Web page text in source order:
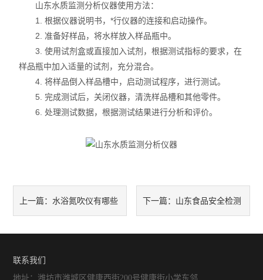
山东水质监测分析仪器使用方法：
1. 根据仪器说明书，*行仪器的连接和启动操作。
2. 准备好样品，将水样放入样品瓶中。
3. 使用试剂盒或直接加入试剂，根据测试指标的要求，在
样品瓶中加入适量的试剂，充分混合。
4. 将样品倒入样品槽中，启动测试程序，进行测试。
5. 完成测试后，关闭仪器，清洗样品槽和其他零件。
6. 处理测试数据，根据测试结果进行分析和评价。
上一篇：水浴氮吹仪有哪些 下一篇： 山东食品安全检测
联系我们
地址：潍坊市潍城区健康西街200号健康街小学东邻